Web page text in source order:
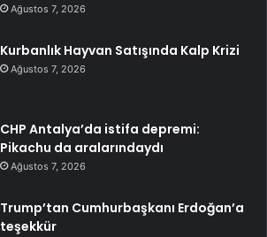
Ağustos 7, 2026
Kurbanlık Hayvan Satışında Kalp Krizi
Ağustos 7, 2026
CHP Antalya’da istifa depremi:
Pikachu da aralarındaydı
Ağustos 7, 2026
Trump’tan Cumhurbaşkanı Erdoğan’a
teşekkür